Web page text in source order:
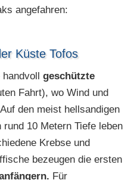
angefahren:
Küste Tofos
geschützte
Fahrt), wo Wind und
den meist hellsandigen
10 Metern Tiefe leben
Krebse und
bezeugen die ersten
Für